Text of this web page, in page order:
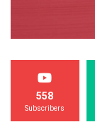
558
Subscribers